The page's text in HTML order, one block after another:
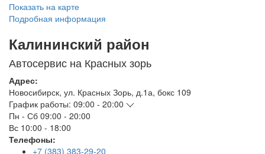
Показать на карте
Подробная информация
Калининский район
Автосервис на Красных зорь
Адрес:
Новосибирск, ул. Красных Зорь, д.1а, бокс 109
График работы: 09:00 - 20:00
Пн - Сб 09:00 - 20:00
Вс 10:00 - 18:00
Телефоны:
+7 (383) 383-29-20